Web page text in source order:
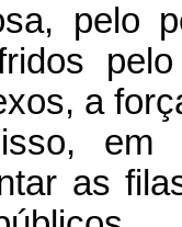
pelo
a
em
as